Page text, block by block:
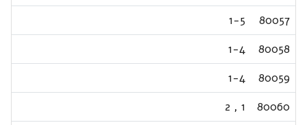
80057
1-5
80058
1-4
80059
1-4
80060
1
,
2